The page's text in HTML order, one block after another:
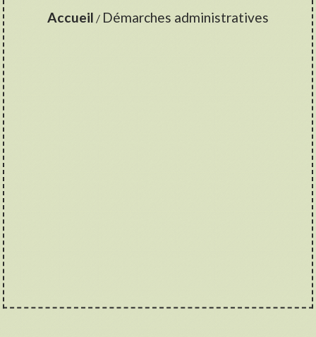
Accueil / Démarches administratives